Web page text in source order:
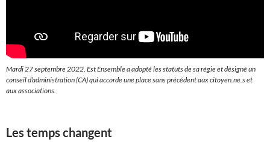
Mardi 27 septembre 2022, Est Ensemble a adopté les statuts de sa régie et désigné un
conseil d’administration (CA) qui accorde une place sans précédent aux citoyen.ne.s et
aux associations.
Les temps changent